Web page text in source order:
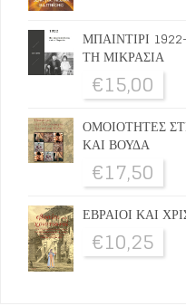
ΜΠΑΙΝΤΙΡΙ
ΤΗ ΜΙΚΡΑΣΙΑ
€15,00
ΟΜΟΙΟΤΗΤΕΣ
ΚΑΙ ΒΟΥΔΑ
€17,50
ΕΒΡΑΙΟΙ ΚΑΙ
€10,25